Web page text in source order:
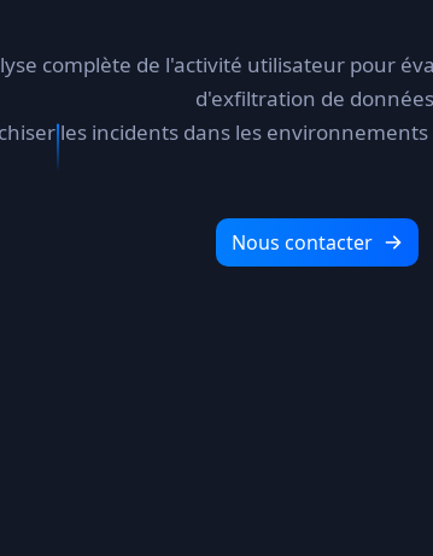
complète de l'activité utilisateur pour
d'exfiltration de
les incidents dans les
Nous contacter